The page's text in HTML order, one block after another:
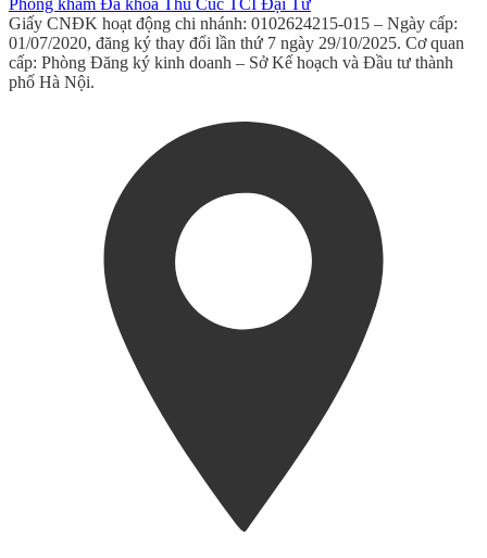
Giấy CNĐK hoạt động chi nhánh: 0102624215-015 – Ngày cấp:
01/07/2020, đăng ký thay đổi lần thứ 7 ngày 29/10/2025. Cơ quan
cấp: Phòng Đăng ký kinh doanh – Sở Kế hoạch và Đầu tư thành
phố Hà Nội.